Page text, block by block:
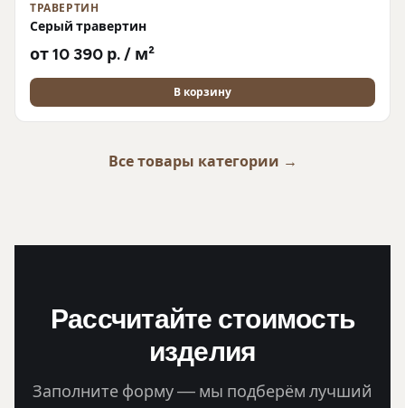
ТРАВЕРТИН
Серый травертин
от 10 390 р. / м²
В корзину
Все товары категории →
Рассчитайте стоимость
изделия
Заполните форму — мы подберём лучший